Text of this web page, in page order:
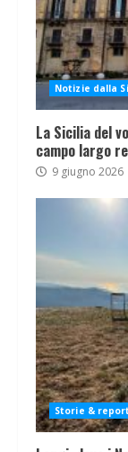
Notizie dalla
La Sicilia del
campo largo
9 giugno 2026
Storie &